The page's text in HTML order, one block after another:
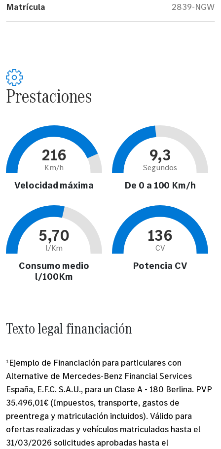
Matrícula 2839-NGW
Prestaciones
216
Km/h
Velocidad máxima
9,3
Segundos
De 0 a 100 Km/h
5,70
l/Km
Consumo medio
l/100Km
136
CV
Potencia CV
Texto legal financiación
¹Ejemplo de Financiación para particulares con
Alternative de Mercedes-Benz Financial Services
España, E.F.C. S.A.U., para un Clase A - 180 Berlina. PVP
35.496,01€ (Impuestos, transporte, gastos de
preentrega y matriculación incluidos). Válido para
ofertas realizadas y vehículos matriculados hasta el
31/03/2026 solicitudes aprobadas hasta el